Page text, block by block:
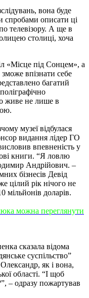
вона буде
спробами описати ці
телевізору. А ще в
столиці, хоча
«Місце під Сонцем», а
зможе впізнати себе
багатий
живе не лише в
музеї відбулася
видання лідер ГО
впевненість у
книги. “Я ловлю
Андрійович. –
бізнесів Девід
цілий рік нічого не
мільйонів доларів.
можна переглянути
сказала відома
суспільство”
як і вона,
області. “І щоб
– одразу пожартував